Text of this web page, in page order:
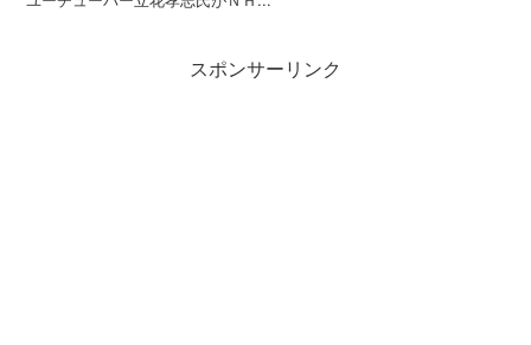
スポンサーリンク